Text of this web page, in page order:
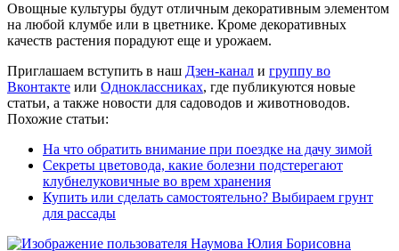
Овощные культуры будут отличным декоративным элементом
на любой клумбе или в цветнике. Кроме декоративных
качеств растения порадуют еще и урожаем.
Приглашаем вступить в наш Дзен-канал и группу во
Вконтакте или Одноклассниках, где публикуются новые
статьи, а также новости для садоводов и животноводов.
Похожие статьи:
На что обратить внимание при поездке на дачу зимой
Секреты цветовода, какие болезни подстерегают
клубнелуковичные во врем хранения
Купить или сделать самостоятельно? Выбираем грунт
для рассады